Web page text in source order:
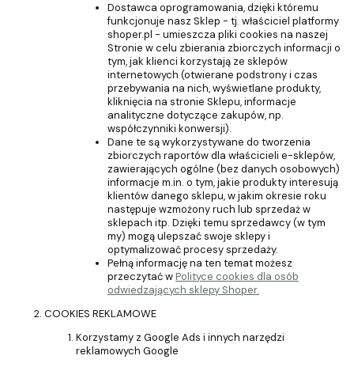
Dostawca oprogramowania, dzięki któremu
funkcjonuje nasz Sklep - tj. właściciel platformy
shoper.pl - umieszcza pliki cookies na naszej
Stronie w celu zbierania zbiorczych informacji o
tym, jak klienci korzystają ze sklepów
internetowych (otwierane podstrony i czas
przebywania na nich, wyświetlane produkty,
kliknięcia na stronie Sklepu, informacje
analityczne dotyczące zakupów, np.
współczynniki konwersji).
Dane te są wykorzystywane do tworzenia
zbiorczych raportów dla właścicieli e-sklepów,
zawierających ogólne (bez danych osobowych)
informacje m.in. o tym, jakie produkty interesują
klientów danego sklepu, w jakim okresie roku
następuje wzmożony ruch lub sprzedaż w
sklepach itp. Dzięki temu sprzedawcy (w tym
my) mogą ulepszać swoje sklepy i
optymalizować procesy sprzedaży.
Pełną informację na ten temat możesz
przeczytać wPolityce cookies dla osób
odwiedzających sklepy Shoper.
COOKIES REKLAMOWE
Korzystamy z Google Ads i innych narzędzi
reklamowych Google